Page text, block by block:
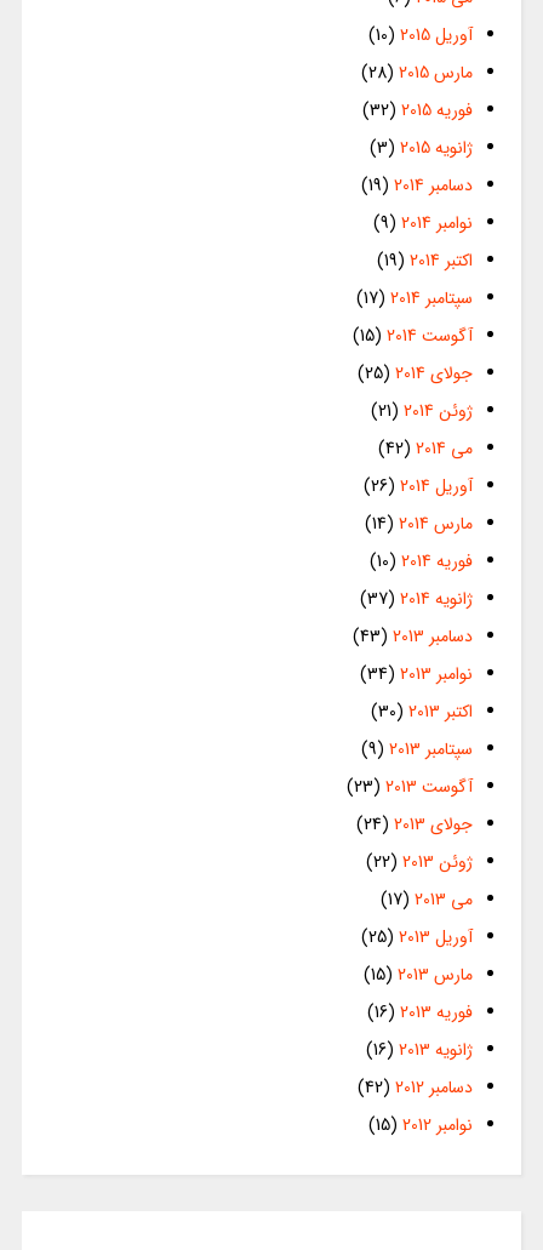
آوریل 2015
(10)
مارس 2015
(28)
فوریه 2015
(32)
ژانویه 2015
(3)
دسامبر 2014
(19)
نوامبر 2014
(9)
اکتبر 2014
(19)
سپتامبر 2014
(17)
آگوست 2014
(15)
جولای 2014
(25)
ژوئن 2014
(21)
می 2014
(42)
آوریل 2014
(26)
مارس 2014
(14)
فوریه 2014
(10)
ژانویه 2014
(37)
دسامبر 2013
(43)
نوامبر 2013
(34)
اکتبر 2013
(30)
سپتامبر 2013
(9)
آگوست 2013
(23)
جولای 2013
(24)
ژوئن 2013
(22)
می 2013
(17)
آوریل 2013
(25)
مارس 2013
(15)
فوریه 2013
(16)
ژانویه 2013
(16)
دسامبر 2012
(42)
نوامبر 2012
(15)